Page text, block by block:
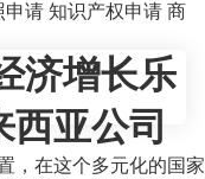
申请 知识产权申请 商
济增长乐
亚公司
，在这个多元化的国家